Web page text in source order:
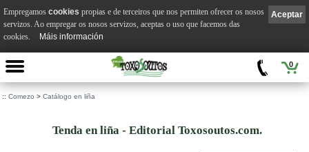
0
:: Comezo > Catálogo en liña
Tenda en liña - Editorial Toxosoutos.com.
Aceptar
Empregamos cookies propias e de terceiros que nos permiten ofrecer os nosos
servizos. Ao empregar os nosos servizos, aceptas o uso que facemos das
cookies.
Máis información